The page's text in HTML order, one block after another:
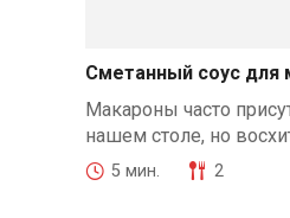
Сметанный соус для
Макароны часто
нашем столе, но
5 мин. 2